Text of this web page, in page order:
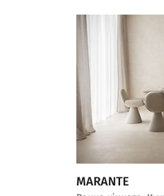
MARANTE